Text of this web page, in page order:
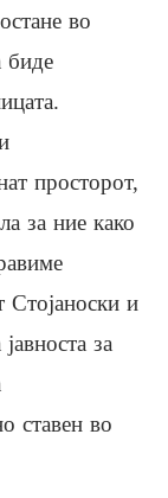
во
биде
просторот,
за ние како
Стојаноски и
за
ставен во